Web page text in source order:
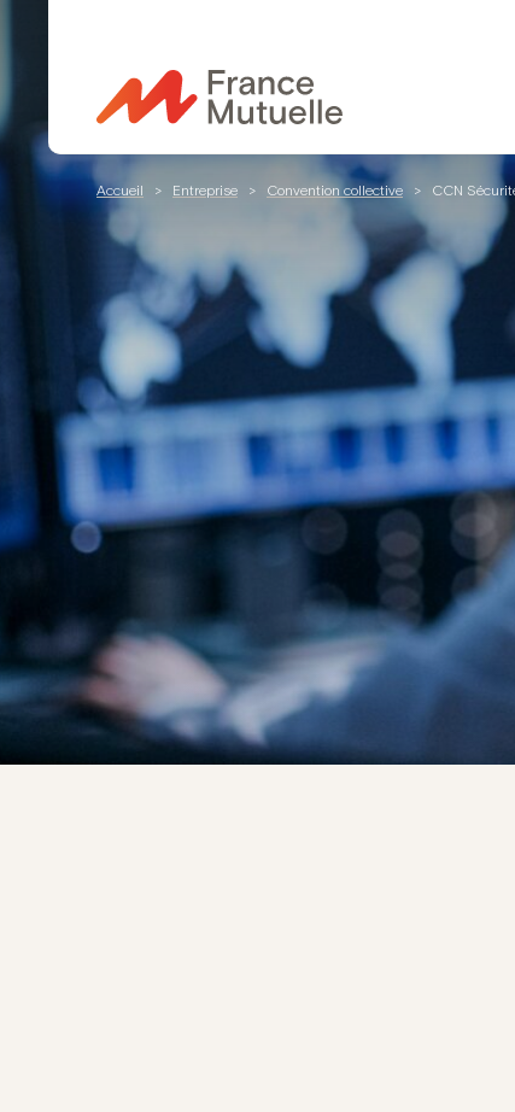
contenu
Accueil > Entreprise > Convention collective > CCN
Mutuelle